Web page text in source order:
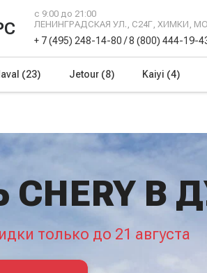
с 9:00 до 21:00
ЛЕНИНГРАДСКАЯ УЛ., С24Г, ХИМКИ,
+ 7 (495) 248-14-80 /8 (800) 444-19-
(23) Jetour (8) Kaiyi (4)
В
только до 21 августа